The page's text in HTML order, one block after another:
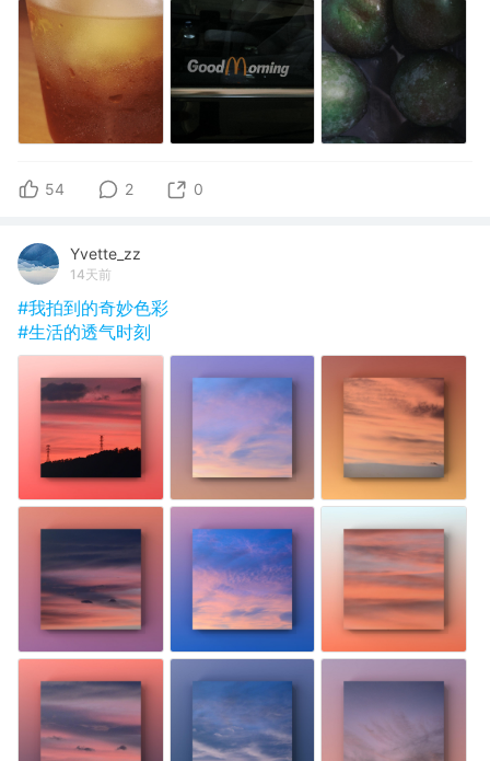
54 2 0
Yvette_zz
14天前
#我拍到的奇妙色彩
#生活的透气时刻